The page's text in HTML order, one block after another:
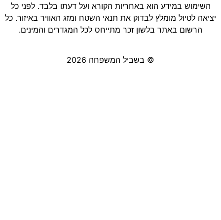
השימוש במידע הוא באחריות הקורא ועל דעתו בלבד. לפני כל
יציאה לטיול מומלץ לבדוק את תנאי השטח ומזג האוויר באיזור. כל
הרשום באתר בלשון זכר מתייחס לכל המגדרים והמינים.
© בשביל המשפחה 2026